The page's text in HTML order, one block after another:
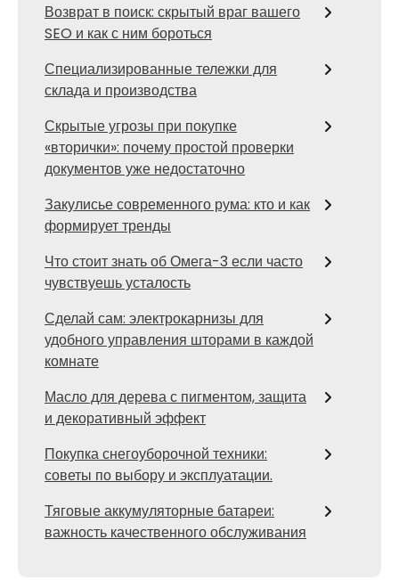
Возврат в поиск: скрытый враг вашего
SEO и как с ним бороться
Специализированные тележки для
склада и производства
Скрытые угрозы при покупке
«вторички»: почему простой проверки
документов уже недостаточно
Закулисье современного рума: кто и как
формирует тренды
Что стоит знать об Омега-3 если часто
чувствуешь усталость
Сделай сам: электрокарнизы для
удобного управления шторами в каждой
комнате
Масло для дерева с пигментом, защита
и декоративный эффект
Покупка снегоуборочной техники:
советы по выбору и эксплуатации.
Тяговые аккумуляторные батареи:
важность качественного обслуживания